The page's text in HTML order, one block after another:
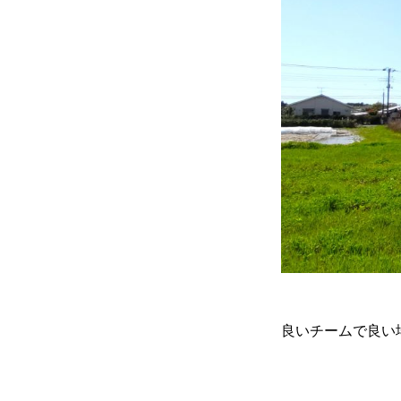
良いチームで良